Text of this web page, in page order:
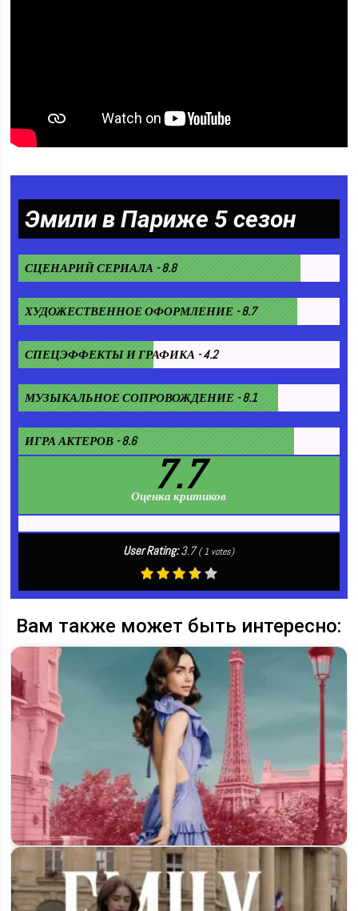
Эмили в Париже 5 сезон
СЦЕНАРИЙ СЕРИАЛА - 8.8
ХУДОЖЕСТВЕННОЕ ОФОРМЛЕНИЕ - 8.7
СПЕЦЭФФЕКТЫ И ГРАФИКА - 4.2
МУЗЫКАЛЬНОЕ СОПРОВОЖДЕНИЕ - 8.1
ИГРА АКТЕРОВ - 8.6
7.7
Оценка критиков
User Rating:3.7 (1 votes)
Вам также может быть интересно:
Будет ли 6 сезон сериала «Эмили в Париже»: что известно о
продолжении